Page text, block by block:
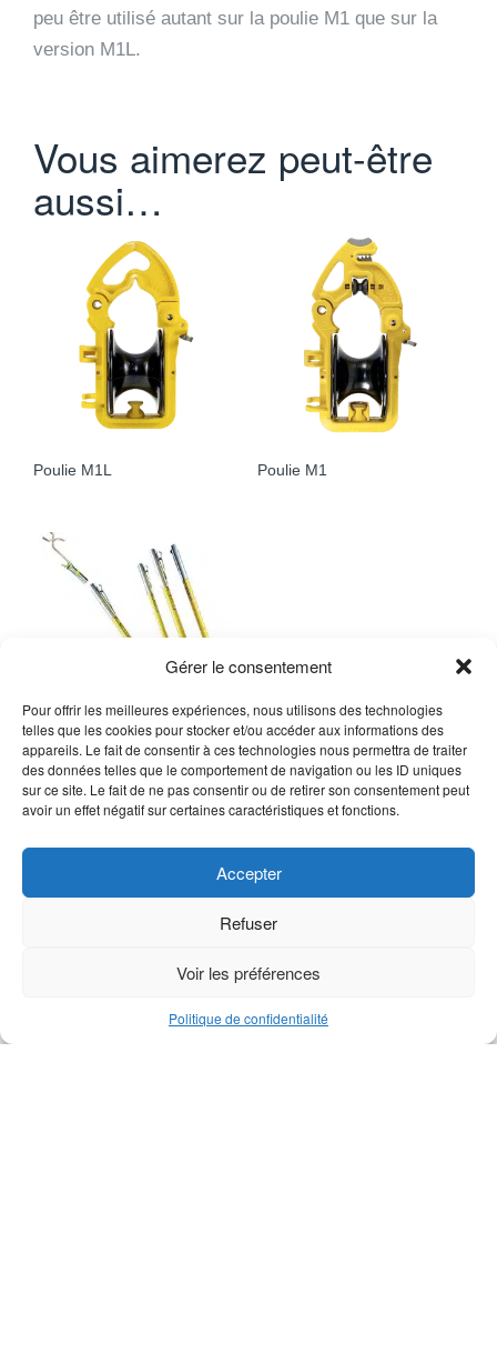
Gérer le consentement
Pour offrir les meilleures expériences, nous utilisons des technologies
telles que les cookies pour stocker et/ou accéder aux informations des
appareils. Le fait de consentir à ces technologies nous permettra de traiter
des données telles que le comportement de navigation ou les ID uniques
sur ce site. Le fait de ne pas consentir ou de retirer son consentement peut
avoir un effet négatif sur certaines caractéristiques et fonctions.
Accepter
Refuser
Voir les préférences
Politique de confidentialité
peu être utilisé autant sur la poulie M1 que sur la
version M1L.
Vous aimerez peut-être
aussi…
Poulie M1L Poulie M1
Perche d’installation –
complete
Produits similaires